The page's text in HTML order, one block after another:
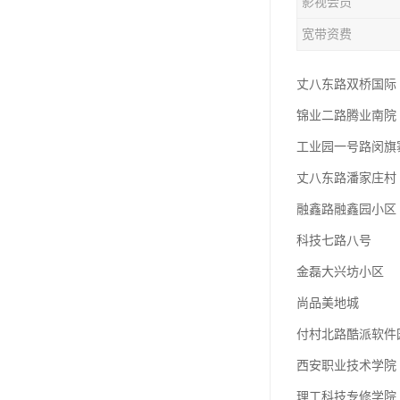
宽带资费
丈八东路双桥国际
锦业二路腾业南院
工业园一号路闵旗
丈八东路潘家庄村
融鑫路融鑫园小区
科技七路八号
金磊大兴坊小区
尚品美地城
付村北路酷派软件
西安职业技术学院
理工科技专修学院